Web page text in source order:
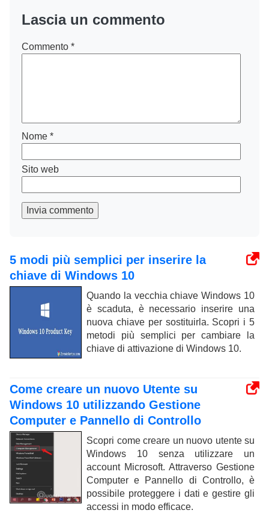
Lascia un commento
Commento *
Nome *
Sito web
Invia commento
5 modi più semplici per inserire la
chiave di Windows 10
Quando la vecchia chiave Windows 10
è scaduta, è necessario inserire una
nuova chiave per sostituirla. Scopri i 5
metodi più semplici per cambiare la
chiave di attivazione di Windows 10.
Come creare un nuovo Utente su
Windows 10 utilizzando Gestione
Computer e Pannello di Controllo
Scopri come creare un nuovo utente su
Windows 10 senza utilizzare un
account Microsoft. Attraverso Gestione
Computer e Pannello di Controllo, è
possibile proteggere i dati e gestire gli
accessi in modo efficace.